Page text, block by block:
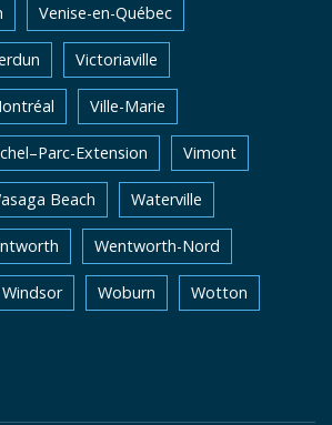
Venise-en-Québec
Victoriaville
Ville-Marie
Extension Vimont
Beach Waterville
Wentworth-Nord
Windsor Woburn Wotton